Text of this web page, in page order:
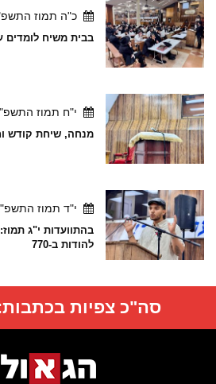
כ"ה תמוז התשפ"ו,
בבית משיח לומדים
י"ח תמוז התשפ"ו,
מנחה, שיחת קודש
י"ד תמוז התשפ"ו,
בהתוועדות י"ג
להודות ב-770
סה"כ צפיות